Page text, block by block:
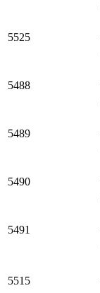
5525
5488
5489
5490
5491
5515